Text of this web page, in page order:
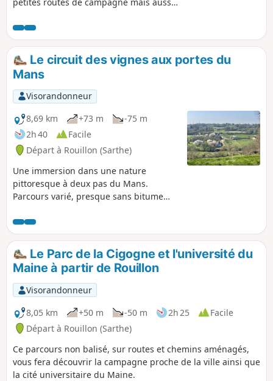
paysagés nouvellement créés pour
pouvoir réaliser la boucle.
Le circuit des vignes aux portes du
Mans
Visorandonneur
8,69 km
+73 m
-75 m
2h 40
Facile
Départ à Rouillon (Sarthe)
Une immersion dans une nature
pittoresque à deux pas du Mans.
Parcours varié, presque sans bitume
vallonnée et bocagère, jalonné de beaux
points de vue. Balisage Bleu
Le Parc de la Cigogne et l'université du
Maine à partir de Rouillon
Visorandonneur
8,05 km
+50 m -50 m 2h 25
Facile
Départ à Rouillon (Sarthe)
Ce parcours non balisé, sur routes et chemins aménagés,
vous fera découvrir la campagne proche de la ville ainsi que
la cité universitaire du Maine.